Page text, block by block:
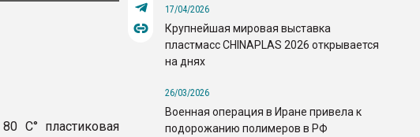
С° пластиковая
17/04/2026
Крупнейшая мировая выставка
пластмасс CHINAPLAS 2026 открывается
на днях
26/03/2026
Военная операция в Иране привела к
подорожанию полимеров в РФ